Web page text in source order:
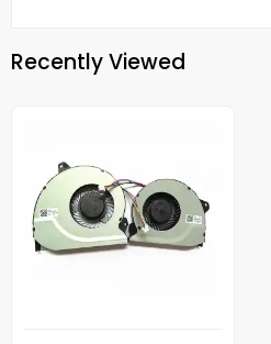
Recently Viewed